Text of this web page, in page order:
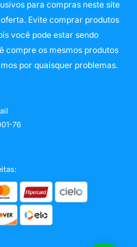
para compras neste site
Evite comprar produtos
você pode estar sendo
compre os mesmos produtos
por quaisquer problemas.
76